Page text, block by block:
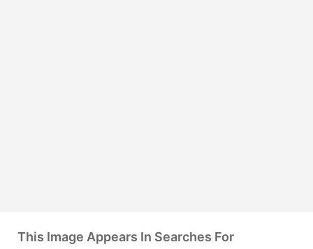
This Image Appears In Searches For